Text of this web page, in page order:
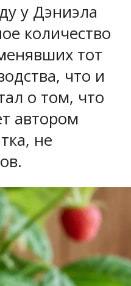
у Дэниэла
количество
тот
что и
о том, что
автором
не